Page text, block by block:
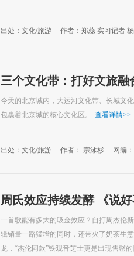
出处：文化/旅游 作者：郑蕊 实习记者
三个文化带：打好文旅融
今天的北京城内，大运河文化带、长城文
包裹着北京城的核心文化区。
查看详情>>
出处：文化/旅游 作者： 宗泳杉 网编
周氏效应持续发酵 《说
一首歌能有多大的吸金效应？自打周杰伦
辑销量一路猛增的同时，还带火了奶茶生
龙，“杰伦同款”铁观音芝士更是出现售罄